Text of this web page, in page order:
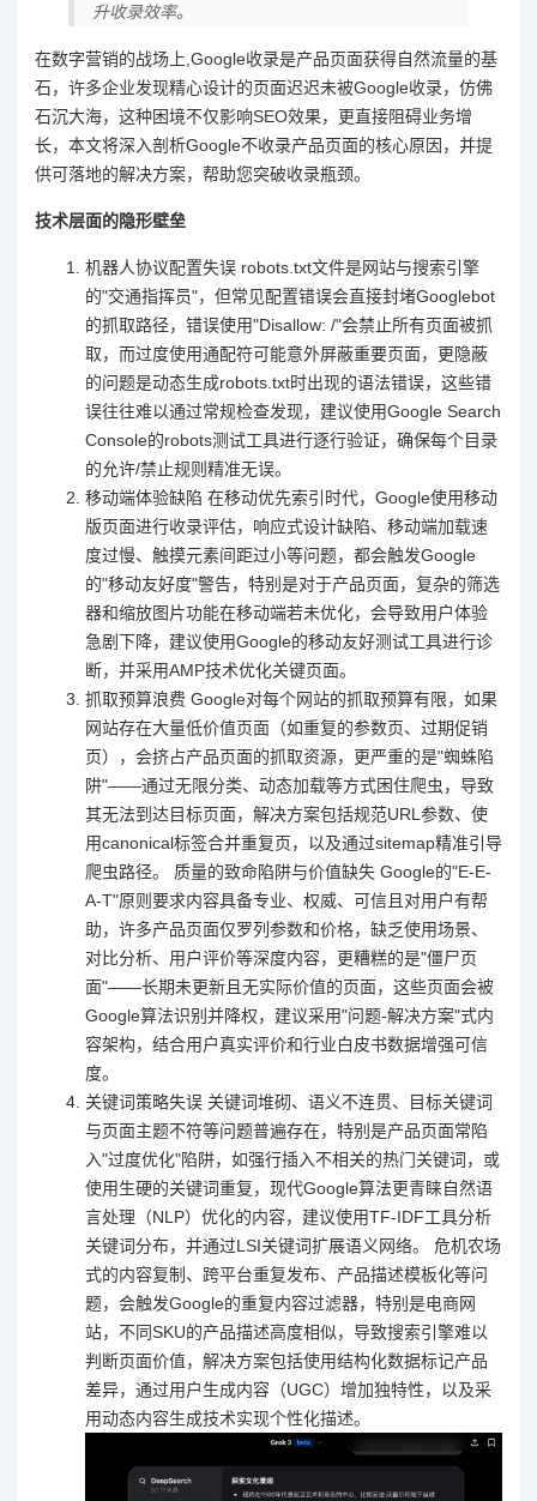
升收录效率。
在数字营销的战场上,Google收录是产品页面获得自然流量的基
石，许多企业发现精心设计的页面迟迟未被Google收录，仿佛
石沉大海，这种困境不仅影响SEO效果，更直接阻碍业务增
长，本文将深入剖析Google不收录产品页面的核心原因，并提
供可落地的解决方案，帮助您突破收录瓶颈。
技术层面的隐形壁垒
机器人协议配置失误 robots.txt文件是网站与搜索引擎
的"交通指挥员"，但常见配置错误会直接封堵Googlebot
的抓取路径，错误使用"Disallow: /"会禁止所有页面被抓
取，而过度使用通配符可能意外屏蔽重要页面，更隐蔽
的问题是动态生成robots.txt时出现的语法错误，这些错
误往往难以通过常规检查发现，建议使用Google Search
Console的robots测试工具进行逐行验证，确保每个目录
的允许/禁止规则精准无误。
移动端体验缺陷 在移动优先索引时代，Google使用移动
版页面进行收录评估，响应式设计缺陷、移动端加载速
度过慢、触摸元素间距过小等问题，都会触发Google
的"移动友好度"警告，特别是对于产品页面，复杂的筛选
器和缩放图片功能在移动端若未优化，会导致用户体验
急剧下降，建议使用Google的移动友好测试工具进行诊
断，并采用AMP技术优化关键页面。
抓取预算浪费 Google对每个网站的抓取预算有限，如果
网站存在大量低价值页面（如重复的参数页、过期促销
页），会挤占产品页面的抓取资源，更严重的是"蜘蛛陷
阱"——通过无限分类、动态加载等方式困住爬虫，导致
其无法到达目标页面，解决方案包括规范URL参数、使
用canonical标签合并重复页，以及通过sitemap精准引导
爬虫路径。 质量的致命陷阱与价值缺失 Google的"E-E-
A-T"原则要求内容具备专业、权威、可信且对用户有帮
助，许多产品页面仅罗列参数和价格，缺乏使用场景、
对比分析、用户评价等深度内容，更糟糕的是"僵尸页
面"——长期未更新且无实际价值的页面，这些页面会被
Google算法识别并降权，建议采用"问题-解决方案"式内
容架构，结合用户真实评价和行业白皮书数据增强可信
度。
关键词策略失误 关键词堆砌、语义不连贯、目标关键词
与页面主题不符等问题普遍存在，特别是产品页面常陷
入"过度优化"陷阱，如强行插入不相关的热门关键词，或
使用生硬的关键词重复，现代Google算法更青睐自然语
言处理（NLP）优化的内容，建议使用TF-IDF工具分析
关键词分布，并通过LSI关键词扩展语义网络。 危机农场
式的内容复制、跨平台重复发布、产品描述模板化等问
题，会触发Google的重复内容过滤器，特别是电商网
站，不同SKU的产品描述高度相似，导致搜索引擎难以
判断页面价值，解决方案包括使用结构化数据标记产品
差异，通过用户生成内容（UGC）增加独特性，以及采
用动态内容生成技术实现个性化描述。